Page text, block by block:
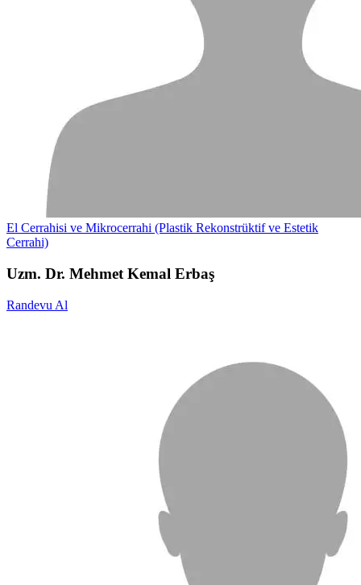
El Cerrahisi ve Mikrocerrahi (Plastik Rekonstrüktif ve Estetik
Cerrahi)
Uzm. Dr. Mehmet Kemal Erbaş
Randevu Al